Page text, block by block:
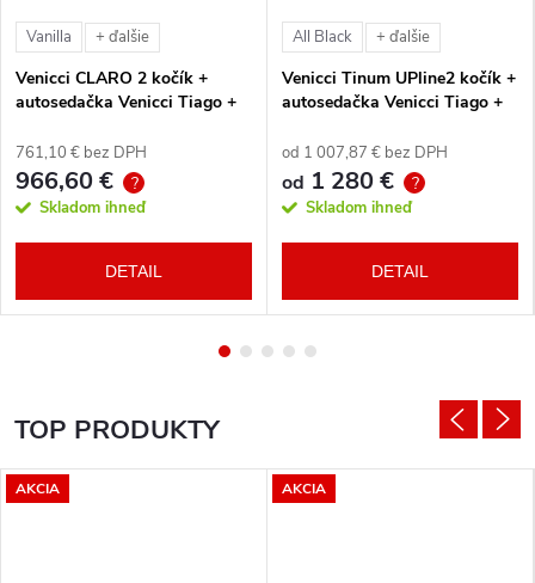
Vanilla + ďalšie
Venicci CLARO 2 kočík +
autosedačka Venicci Tiago +
761,10 € bez DPH
966,60 € ?
Skladom ihneď
DETAIL
All Black + ďalšie
Venicci Tinum UPline2 kočík +
autosedačka Venicci Tiago +
od 1 007,87 € bez DPH
od 1 280 € ?
Skladom ihneď
DETAIL
TOP PRODUKTY
AKCIA AKCIA